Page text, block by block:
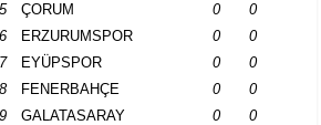
5
ÇORUM 0
0
6
ERZURUMSPOR 0
0
7
EYÜPSPOR 0
0
8
FENERBAHÇE 0
0
9
GALATASARAY 0 0